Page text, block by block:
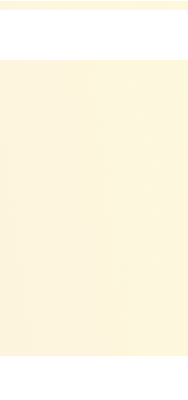
на ногах.